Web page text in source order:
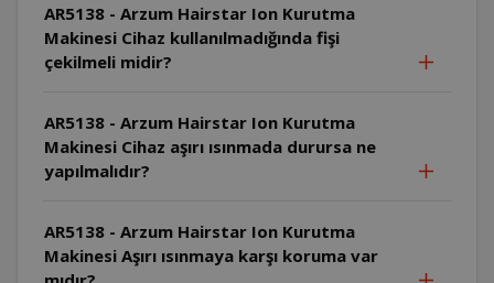
AR5138 - Arzum Hairstar Ion Kurutma
Makinesi Cihaz kullanılmadığında fişi
çekilmeli midir?
AR5138 - Arzum Hairstar Ion Kurutma
Makinesi Cihaz aşırı ısınmada durursa ne
yapılmalıdır?
AR5138 - Arzum Hairstar Ion Kurutma
Makinesi Aşırı ısınmaya karşı koruma var